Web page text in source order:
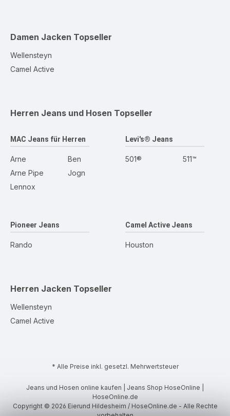
Damen Jacken Topseller
Wellensteyn
Camel Active
Herren Jeans und Hosen Topseller
MAC Jeans für Herren
Arne
Arne Pipe
Lennox
Ben
Jogn
Levi's® Jeans
501® 511™
Pioneer Jeans
Rando
Camel Active Jeans
Houston
Herren Jacken Topseller
Wellensteyn
Camel Active
* Alle Preise inkl. gesetzl. Mehrwertsteuer
Jeans und Hosen online kaufen | Jeans Shop HoseOnline |
HoseOnline.de
Copyright © 2026 Eierund Hildesheim / HoseOnline.de - Alle Rechte